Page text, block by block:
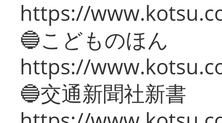
https://
🔵こどものほん
https://
🔵交通新聞社新書